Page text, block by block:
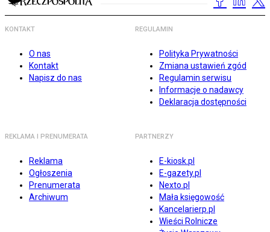
KONTAKT
O nas
Kontakt
Napisz do nas
REGULAMIN
Polityka Prywatności
Zmiana ustawień zgód
Regulamin serwisu
Informacje o nadawcy
Deklaracja dostępności
REKLAMA I PRENUMERATA
Reklama
Ogłoszenia
Prenumerata
Archiwum
PARTNERZY
E-kiosk.pl
E-gazety.pl
Nexto.pl
Mała księgowość
Kancelarierp.pl
Wieści Rolnicze